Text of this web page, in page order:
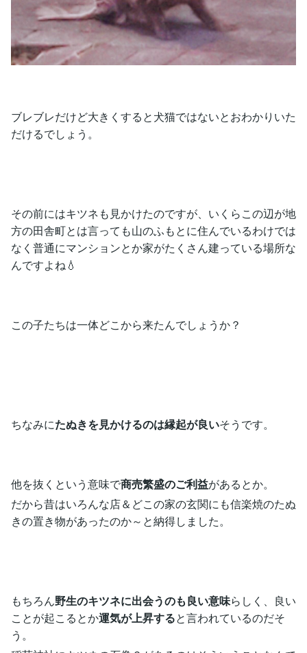
ブレブレだけど大きくすると犬猫ではないとおわかりいた
だけるでしょう。
その前にはキツネも見かけたのですが、いくらこの辺が地
方の田舎町とは言っても山のふもとに住んでいるわけでは
なく普通にマンションとか家がたくさん建っている場所な
んですよね💧
この子たちは一体どこから来たんでしょうか？
ちなみにたぬきを見かけるのは縁起が良いそうです。
他を抜くという意味で商売繁盛のご利益があるとか。
だから昔はいろんな店＆どこの家の玄関にも信楽焼のたぬ
きの置き物があったのか～と納得しました。
もちろん野生のキツネに出会うのも良い意味らしく、良い
ことが起こるとか運気が上昇すると言われているのだそ
う。